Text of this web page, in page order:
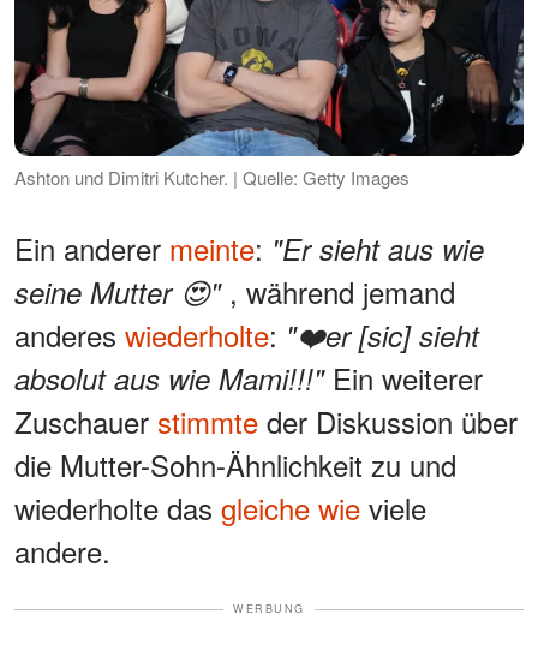
Ashton und Dimitri Kutcher. | Quelle: Getty Images
Ein anderer meinte: "Er sieht aus wie
seine Mutter 😍" , während jemand
anderes wiederholte: "❤️er [sic] sieht
absolut aus wie Mami!!!" Ein weiterer
Zuschauer stimmte der Diskussion über
die Mutter-Sohn-Ähnlichkeit zu und
wiederholte das gleiche wie viele
andere.
WERBUNG